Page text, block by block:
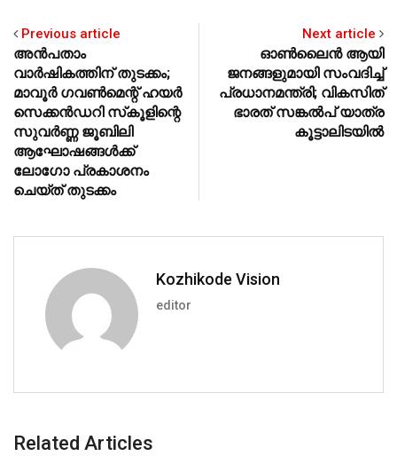
Previous article
അന്‍പതാം
വാര്‍ഷികത്തിന് തുടക്കം;
മാവൂര്‍ ഗവണ്‍മെന്റ് ഹയര്‍
സെക്കന്‍ഡറി സ്‌കൂളിന്റെ
സുവര്‍ണ്ണ ജൂബിലി
ആഘോഷങ്ങള്‍ക്ക്
ലോഗോ പ്രകാശനം
ചെയ്ത് തുടക്കം
Next article
ഓണ്‍ലൈന്‍ ആയി
ജനങ്ങളുമായി സംവദിച്ച്
പ്രധാനമന്ത്രി; വികസിത്
ഭാരത് സങ്കല്‍പ് യാത്ര
കൂട്ടാലിടയില്‍
Kozhikode Vision
editor
Related Articles